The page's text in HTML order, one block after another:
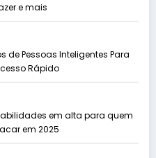
e mais
de Pessoas Inteligentes Para
Rápido
em alta para quem
em 2025